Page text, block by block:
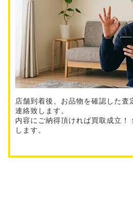
店舗到着後、お品物を確認した査
連絡致します。
内容にご納得頂ければ買取成立！
します。